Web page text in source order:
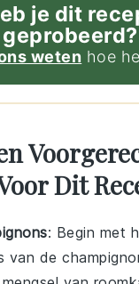
je dit
geprobeerd?
weten hoe
Dit
: Begin met
van de